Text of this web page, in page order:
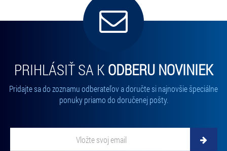
PRIHLÁSIŤ SA K ODBERU NOVINIEK
Pridajte sa do zoznamu odberateľov a doručte si najnovšie špeciálne
ponuky priamo do doručenej pošty.